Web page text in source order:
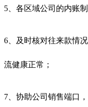
5、各区域公司的内账制
6、及时核对往来款情
流健康正常；
7、协助公司销售端口